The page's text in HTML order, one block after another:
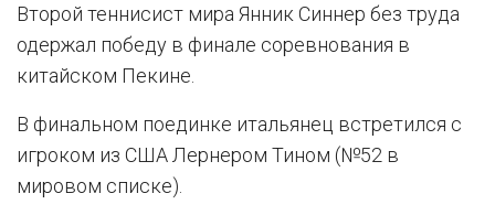
Второй теннисист мира Янник Синнер без труда
одержал победу в финале соревнования в
китайском Пекине.
В финальном поединке итальянец встретился с
игроком из США Лернером Тином (№52 в
мировом списке).